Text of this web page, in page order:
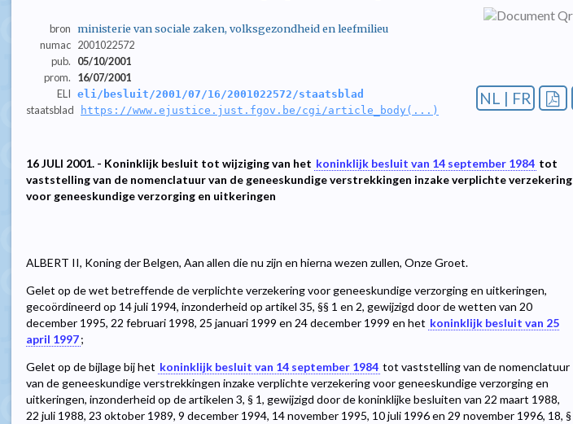
bron ministerie van sociale zaken, volksgezondheid en leefmilieu
numac 2001022572
pub.
05/10/2001
prom.
16/07/2001
ELI eli/besluit/2001/07/16/2001022572/staatsblad
staatsblad https://www.ejustice.just.fgov.be/cgi/article_body(...)
NL | FR
16 JULI 2001. - Koninklijk besluit tot wijziging van het koninklijk besluit van 14 september 1984 tot
vaststelling van de nomenclatuur van de geneeskundige verstrekkingen inzake verplichte verzekering
voor geneeskundige verzorging en uitkeringen
ALBERT II, Koning der Belgen, Aan allen die nu zijn en hierna wezen zullen, Onze Groet.
Gelet op de wet betreffende de verplichte verzekering voor geneeskundige verzorging en uitkeringen,
gecoördineerd op 14 juli 1994, inzonderheid op artikel 35, §§ 1 en 2, gewijzigd door de wetten van 20
december 1995, 22 februari 1998, 25 januari 1999 en 24 december 1999 en het koninklijk besluit van 25
april 1997;
Gelet op de bijlage bij het koninklijk besluit van 14 september 1984 tot vaststelling van de nomenclatuur
van de geneeskundige verstrekkingen inzake verplichte verzekering voor geneeskundige verzorging en
uitkeringen, inzonderheid op de artikelen 3, § 1, gewijzigd door de koninklijke besluiten van 22 maart 1988,
22 juli 1988, 23 oktober 1989, 9 december 1994, 14 november 1995, 10 juli 1996 en 29 november 1996, 18, §